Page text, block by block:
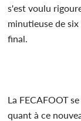
s'est voulu
minutieuse de
final.
La FECAFOOT
quant à ce